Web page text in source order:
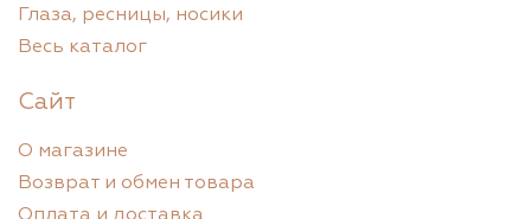
Глаза, ресницы, носики
Весь каталог
Сайт
О магазине
Возврат и обмен товара